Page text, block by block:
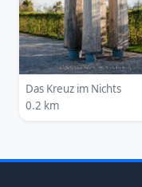
Das Kreuz im Nichts
0.2 km